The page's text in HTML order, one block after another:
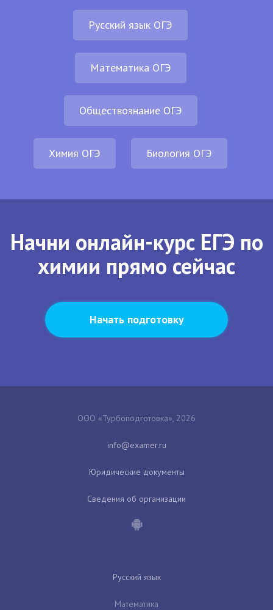
Русский язык ОГЭ
Математика ОГЭ
Обществознание ОГЭ
Химия ОГЭ Биология ОГЭ
Начни онлайн-курс ЕГЭ по
химии прямо сейчас
Начать подготовку
ООО «Турбоподготовка», 2026
Юридические документы
Сведения об организации
Русский язык
Математика